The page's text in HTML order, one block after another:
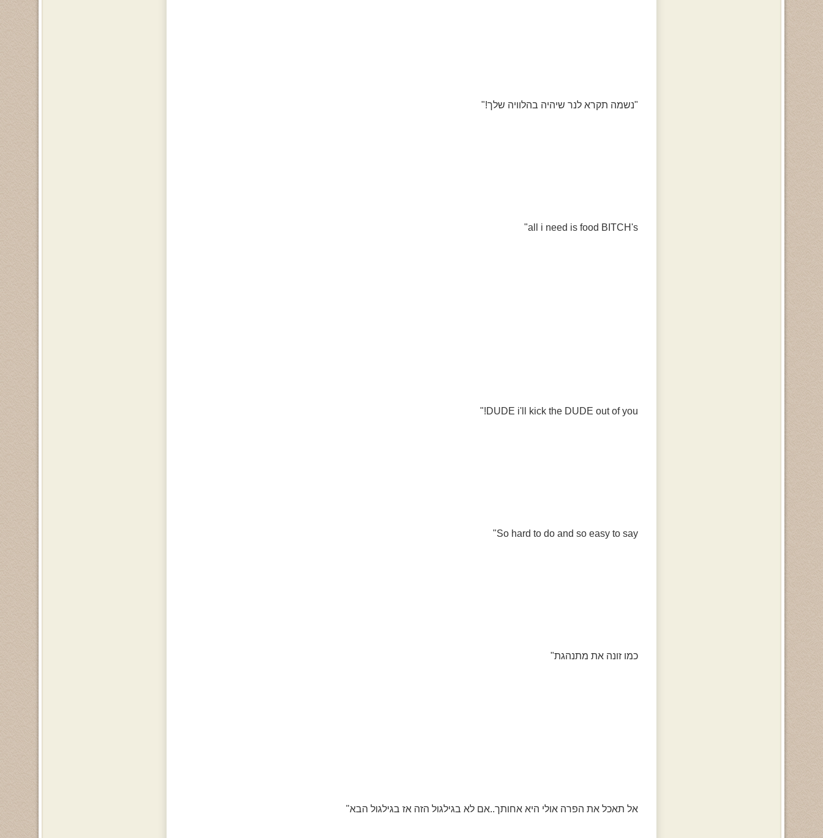
"נשמה תקרא לנר שיהיה בהלוויה שלך!"
all i need is food BITCH's"
DUDE i'll kick the DUDE out of you!"
So hard to do and so easy to say"
כמו זונה את מתנהגת"
אל תאכל את הפרה אולי היא אחותך..אם לא בגילגול הזה אז בגילגול הבא"